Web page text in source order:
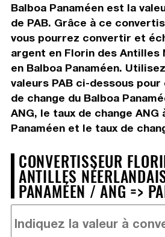
Balboa Panaméen est la
de PAB. Grâce à ce
vous pourrez convertir et
argent en Florin des Antilles
en Balboa Panaméen.
valeurs PAB ci-dessous
de change du Balboa
ANG, le taux de change
Panaméen et le taux de
CONVERTISSEUR
ANTILLES
PANAMÉEN / ANG =>